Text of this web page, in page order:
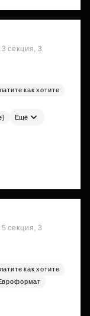
секция, 3
как хотите
Ещё
секция, 3
как хотите